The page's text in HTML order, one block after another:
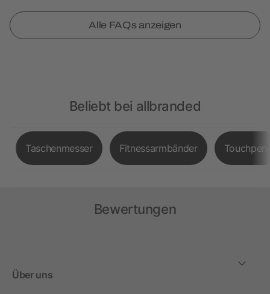
Alle FAQs anzeigen
Beliebt bei allbranded
Taschenmesser Fitnessarmbänder
Bewertungen
Über uns